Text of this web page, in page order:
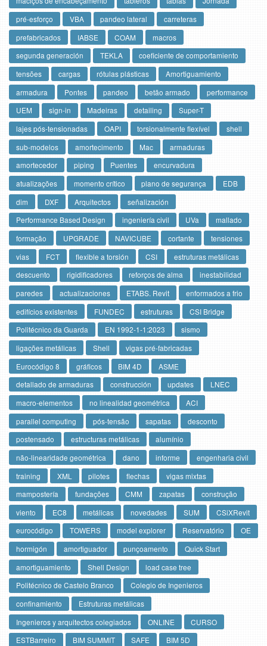
pré-esforço
VBA pandeo lateral
carreteras
prefabricados
IABSE COAM
macros
segunda generación
TEKLA
coeficiente de comportamiento
tensões
cargas rótulas plásticas
Amortiguamiento
armadura
Pontes pandeo betão armado
performance
UEM
sign-in Madeiras detailing
Super-T
lajes pós-tensionadas
OAPI torsionalmente flexível
shell
sub-modelos
amortecimento Mac
armaduras
amortecedor
piping Puentes
encurvadura
atualizações
momento crítico plano de segurança
EDB
dim
DXF Arquitectos
señalización
Performance Based Design
ingeniería civil UVa
mallado
formação
UPGRADE NAVICUBE cortante
tensiones
vias
FCT flexible a torsión CSI
estruturas metálicas
descuento
rigidificadores reforços de alma
inestabilidad
paredes
actualizaciones ETABS. Revit
enformados a frio
edifícios existentes
FUNDEC estruturas
CSI Bridge
Politécnico da Guarda
EN 1992-1-1:2023
sismo
ligações metálicas
Shell
vigas pré-fabricadas
Eurocódigo 8
gráficos BIM 4D
ASME
detallado de armaduras
construcción updates
LNEC
macro-elementos
no linealidad geométrica
ACI
parallel computing
pós-tensão sapatas
desconto
postensado
estructuras metálicas
alumínio
não-linearidade geométrica
dano informe
engenharia civil
training
XML pilotes flechas
vigas mixtas
mampostería
fundações CMM zapatas
construção
viento
EC8 metálicas novedades SUM
CSiXRevit
eurocódigo
TOWERS model explorer Reservatório
OE
hormigón
amortiguador punçoamento
Quick Start
amortiguamiento
Shell Design
load case tree
Politécnico de Castelo Branco
Colegio de Ingenieros
confinamiento
Estruturas metálicas
Ingenieros y arquitectos colegiados
ONLINE
CURSO
ESTBarreiro
BIM SUMMIT SAFE
BIM 5D